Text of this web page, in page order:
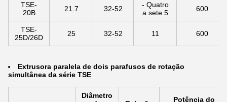
TSE-
20B
21.7 32-52
- Quatro
a sete.5
600
TSE-
25D/26D
25 32-52 11 600
Extrusora paralela de dois parafusos de rotação
simultânea da série TSE
Diâmetro
Potência do